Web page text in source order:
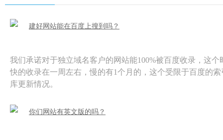
建好网站能在百度上搜到吗？
我们承诺对于独立域名客户的网站能100%被百度收录，这个
快的收录在一周左右，慢的有1个月的，这个受限于百度的索
库更新情况。
你们网站有英文版的吗？